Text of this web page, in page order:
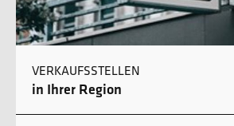
VERKAUFSSTELLEN
in Ihrer Region